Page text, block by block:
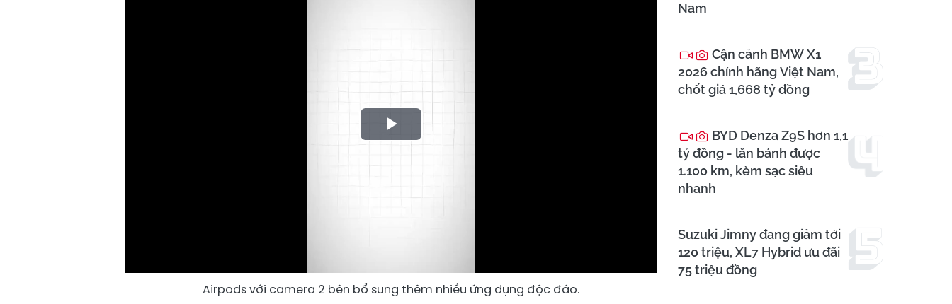
Play
Airpods với camera 2 bên bổ sung thêm nhiều ứng dụng độc đáo.
Nam
Cận cảnh BMW X1
2026 chính hãng Việt Nam,
chốt giá 1,668 tỷ đồng
BYD Denza Z9S hơn 1,1
tỷ đồng - lăn bánh được
1.100 km, kèm sạc siêu
nhanh
Suzuki Jimny đang giảm tới
120 triệu, XL7 Hybrid ưu đãi
75 triệu đồng